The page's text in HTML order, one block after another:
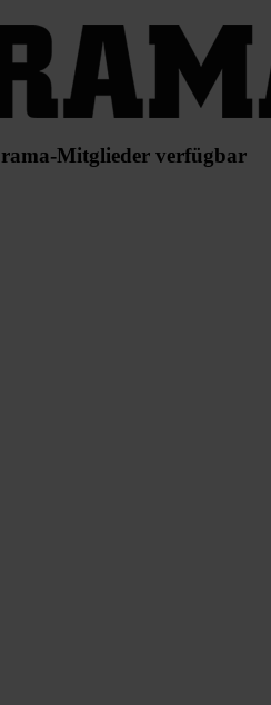
Mitglieder verfügbar